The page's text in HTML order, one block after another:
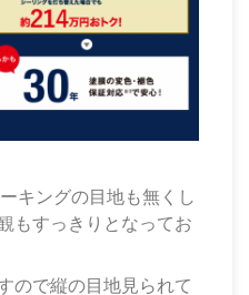
キングの目地も無くし
もすっきりとなってお
ので縦の目地見られて